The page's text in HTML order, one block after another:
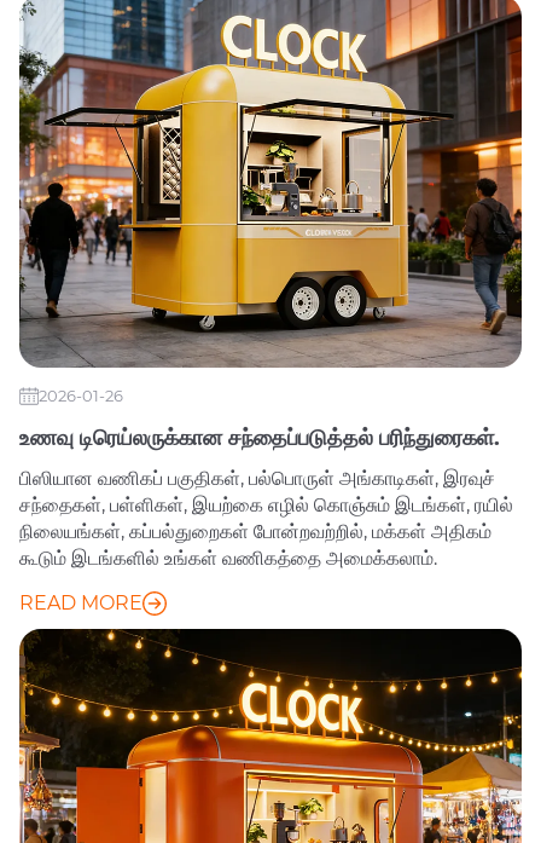
2026-01-26
உணவு டிரெய்லருக்கான சந்தைப்படுத்தல் பரிந்துரைகள்.
பிஸியான வணிகப் பகுதிகள், பல்பொருள் அங்காடிகள், இரவுச்
சந்தைகள், பள்ளிகள், இயற்கை எழில் கொஞ்சும் இடங்கள், ரயில்
நிலையங்கள், கப்பல்துறைகள் போன்றவற்றில், மக்கள் அதிகம்
கூடும் இடங்களில் உங்கள் வணிகத்தை அமைக்கலாம்.
READ MORE